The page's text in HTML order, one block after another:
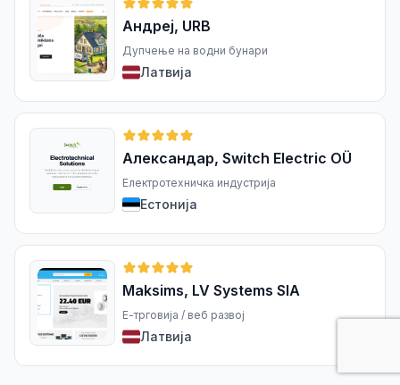
Андреј, URB
Дупчење на водни бунари
Латвија
Александар, Switch Electric OÜ
Електротехничка индустрија
Естонија
Maksims, LV Systems SIA
Е-трговија / веб развој
Латвија